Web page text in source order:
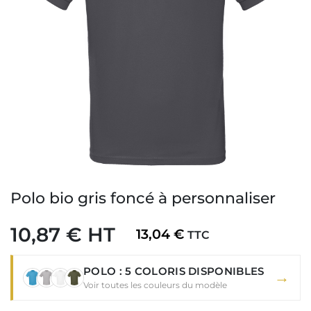
Polo bio gris foncé à personnaliser
10,87 € HT 13,04 € TTC
POLO : 5 COLORIS DISPONIBLES
Voir toutes les couleurs du modèle →